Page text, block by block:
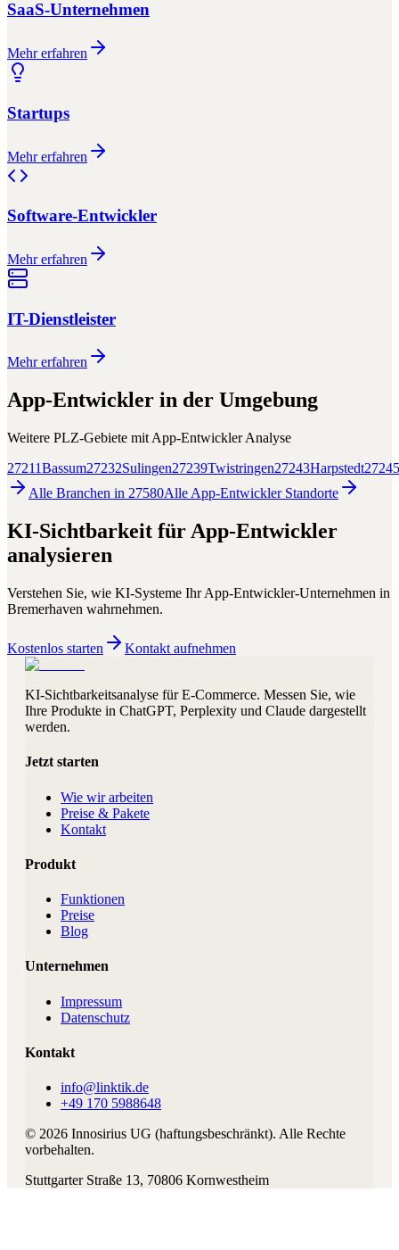
SaaS-Unternehmen
Mehr erfahren
Startups
Mehr erfahren
Software-Entwickler
Mehr erfahren
IT-Dienstleister
Mehr erfahren
App-Entwickler in der Umgebung
Weitere PLZ-Gebiete mit App-EntwicklerAnalyse
27211Bassum27232Sulingen27239Twistringen27243Harpstedt27245
Alle Branchen in 27580Alle App-EntwicklerStandorte
KI-Sichtbarkeit für App-Entwickler
analysieren
Verstehen Sie, wie KI-Systeme IhrApp-Entwickler-Unternehmen in
Bremerhaven wahrnehmen.
Kostenlos starten Kontakt aufnehmen
KI-Sichtbarkeitsanalyse für E-Commerce. Messen Sie, wie
Ihre Produkte in ChatGPT, Perplexity und Claude dargestellt
werden.
Jetzt starten
Wie wir arbeiten
Preise & Pakete
Kontakt
Produkt
Funktionen
Preise
Blog
Unternehmen
Impressum
Datenschutz
Kontakt
info@linktik.de
+49 170 5988648
© 2026 Innosirius UG (haftungsbeschränkt). Alle Rechte
vorbehalten.
Stuttgarter Straße 13, 70806 Kornwestheim